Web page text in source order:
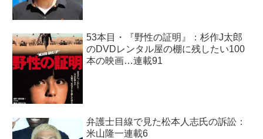
53本目・『野性の証明』：杉作J太郎
のDVDレンタル屋の棚に残したい100
本の映画…連載91
弁護士目線で見た松本人志氏の訴訟：
米山隆一連載6